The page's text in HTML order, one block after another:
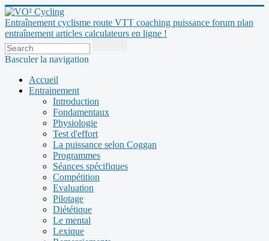
Entraînement cyclisme route VTT coaching puissance forum plan
entraînement articles calculateurs en ligne !
Basculer la navigation
Accueil
Entrainement
Introduction
Fondamentaux
Physiologie
Test d'effort
La puissance selon Coggan
Programmes
Séances spécifiques
Compétition
Evaluation
Pilotage
Diététique
Le mental
Lexique